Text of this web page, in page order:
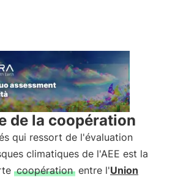
de la coopération
qui ressort de l'évaluation
climatiques de l'AEE est la
coopération entre l'Union